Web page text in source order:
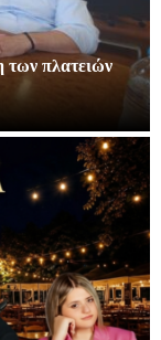
των πλατειών